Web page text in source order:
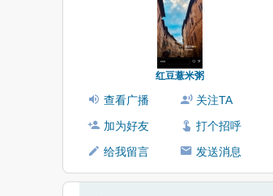
红豆薏米粥
查看广播
关注TA
加为好友
打个招呼
给我留言
发送消息